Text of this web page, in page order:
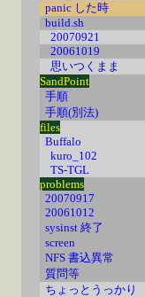
panic した時
build.sh
20070921
20061019
思いつくまま
SandPoint
手順
手順(別法)
files
Buffalo
kuro_102
TS-TGL
problems
20070917
20061012
sysinst 終了
screen
NFS 書込異常
質問等
ちょっとうっかり